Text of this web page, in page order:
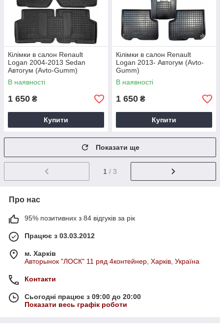
Кілімки в салон Renault
Logan 2004-2013 Sedan
Автогум (Avto-Gumm)
В наявності
1 650 ₴
Купити
Кілімки в салон Renault
Logan 2013- Автогум (Avto-
Gumm)
В наявності
1 650 ₴
Купити
Показати ще
1 / 3
Про нас
95% позитивних з 84 відгуків за рік
Працює з 03.03.2012
м. Харків
Авторынок "ЛОСК" 11 ряд 4контейнер, Харків, Україна
Контакти
Сьогодні працює з 09:00 до 20:00
Показати весь графік роботи